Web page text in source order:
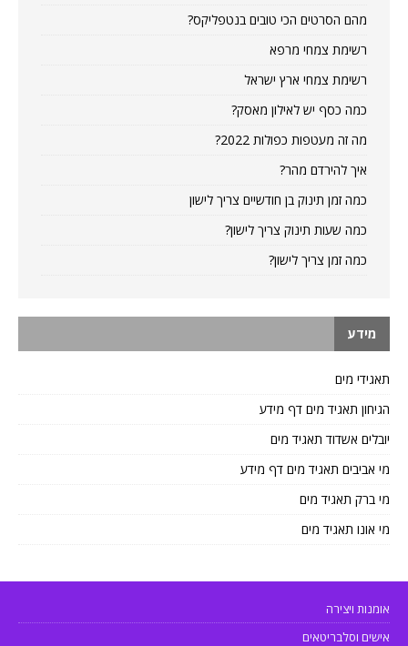
מהם הסרטים הכי טובים בנטפליקס?
רשימת צמחי מרפא
רשימת צמחי ארץ ישראל
כמה כסף יש לאילון מאסק?
מה זה מעטפות כפולות 2022?
איך להירדם מהר?
כמה זמן תינוק בן חודשיים צריך לישון
כמה שעות תינוק צריך לישון?
כמה זמן צריך לישון?
מידע
תאגידי מים
הגיחון תאגיד מים דף מידע
יובלים אשדוד תאגיד מים
מי אביבים תאגיד מים דף מידע
מי ברק תאגיד מים
מי אונו תאגיד מים
אומנות ויצירה
אישים וסלבריטאים